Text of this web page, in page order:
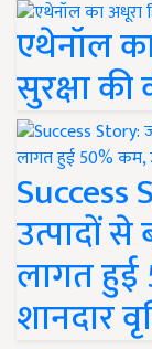
एथेनॉल
सुरक्षा
उत्पादों
लागत
शानदार